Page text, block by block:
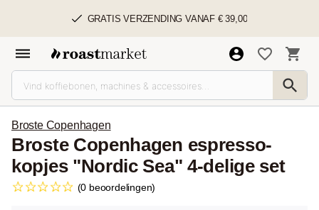
GRATIS VERZENDING VANAF € 39,00
Broste Copenhagen
Broste Copenhagen espresso­
kopjes "Nordic Sea" 4-delige set
(0 beoordelingen)